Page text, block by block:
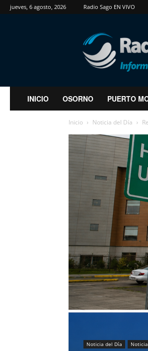
jueves, 6 agosto, 2026 Radio Sago EN VIVO
RadioSago
INICIO OSORNO PUERTO
Inicio Noticia del Día
Noticia del Día